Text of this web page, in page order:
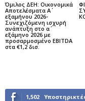
Όμιλος ΔΕΗ: Οικονομικά
Αποτελέσματα Α΄
εξαμήνου 2026-
Συνεχιζόμενη ισχυρή
ανάπτυξη στο α΄
εξάμηνο 2026 με
προσαρμοσμένο EBITDA
στα €1,2 δισ.
1,502